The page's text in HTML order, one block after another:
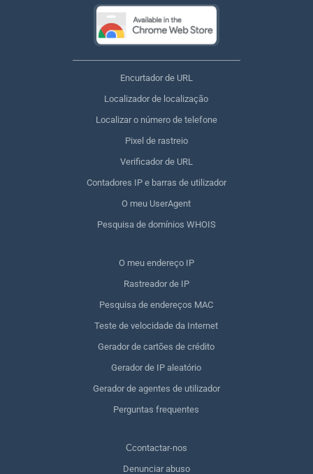
Encurtador de URL
Localizador de localização
Localizar o número de telefone
Pixel de rastreio
Verificador de URL
Contadores IP e barras de utilizador
O meu UserAgent
Pesquisa de domínios WHOIS
O meu endereço IP
Rastreador de IP
Pesquisa de endereços MAC
Teste de velocidade da Internet
Gerador de cartões de crédito
Gerador de IP aleatório
Gerador de agentes de utilizador
Perguntas frequentes
Сcontactar-nos
Denunciar abuso